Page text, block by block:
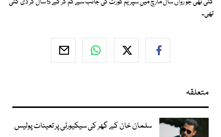
تھی۔
متعلقہ
سلمان خان کے گھر کی سیکیورٹی پر تعینات پولیس